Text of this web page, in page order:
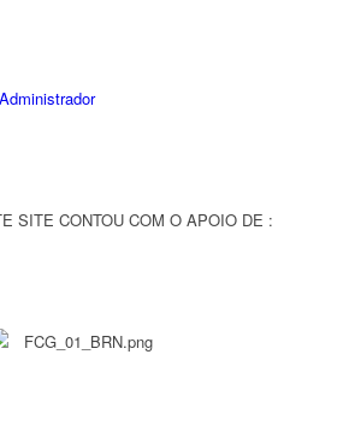
Administrador
SITE CONTOU COM O APOIO DE :